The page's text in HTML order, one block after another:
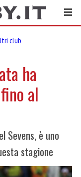
club
ha
al
Sevens, è uno
stagione